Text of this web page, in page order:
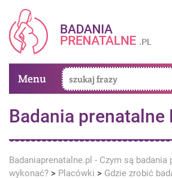
Menu
Badania
Badaniaprenatalne.pl - Czym są badania
wykonać? > Placówki > Gdzie zrobić